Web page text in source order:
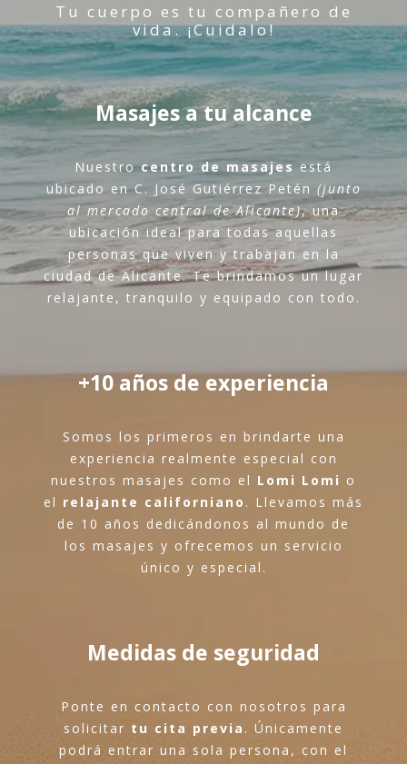
Tu cuerpo es tu compañero de
vida. ¡Cuidalo!
Masajes a tu alcance
Nuestrocentro de masajesestá
ubicado en C. José Gutiérrez Petén (junto
al mercado central de Alicante), una
ubicación ideal para todas aquellas
personas que viven y trabajan en la
ciudad de Alicante. Te brindamos un lugar
relajante, tranquilo y equipado con todo.
+10 años de experiencia
Somos los primeros en brindarte una
experiencia realmente especial con
nuestros masajes como el Lomi Lomi o
el relajante californiano . Llevamos más
de 10 años dedicándonos al mundo de
los masajes y ofrecemos un servicio
único y especial.
Medidas de seguridad
Ponte en contacto con nosotros para
solicitar tu cita previa . Únicamente
podrá entrar una sola persona, con el